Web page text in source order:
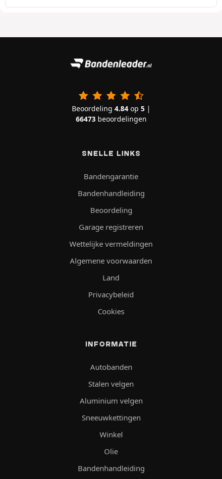
Beoordeling 4.84op 5|
66473beoordelingen
SNELLE LINKS
Bandengarantie
Bandenhandleiding
Beoordeling
Garage registreren
Wettelijke vermeldingen
Algemene voorwaarden
Land
Privacybeleid
Cookies
INFORMATIE
Autobanden
Stalen velgen
Aluminium velgen
Sneeuwkettingen
Winkel
Olie
Bandenhandleiding